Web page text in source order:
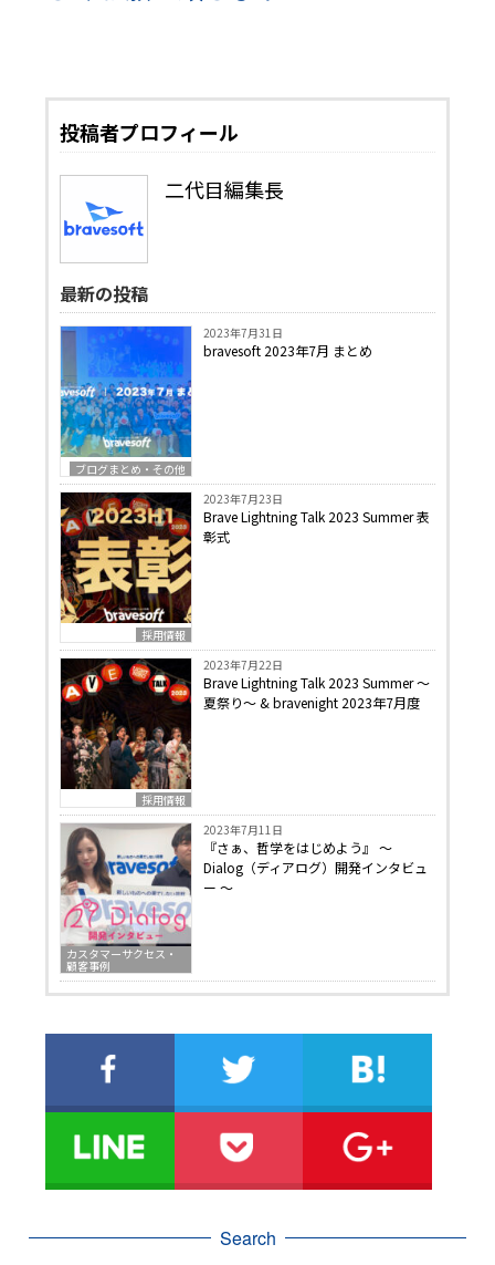
投稿者プロフィール
二代目編集長
最新の投稿
ブログまとめ・その他
2023年7月31日
bravesoft 2023年7月 まとめ
採用情報
2023年7月23日
Brave Lightning Talk 2023 Summer 表
彰式
採用情報
2023年7月22日
Brave Lightning Talk 2023 Summer 〜
夏祭り〜 & bravenight 2023年7月度
カスタマーサクセス・
顧客事例
2023年7月11日
『さぁ、哲学をはじめよう』 〜
Dialog（ディアログ）開発インタビュ
ー 〜
Search